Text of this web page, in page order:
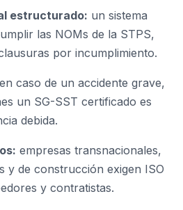
estructurado: un sistema
las NOMs de la STPS,
por incumplimiento.
en caso de un accidente grave,
un SG-SST certificado es
debida.
empresas transnacionales,
y de construcción exigen ISO
y contratistas.